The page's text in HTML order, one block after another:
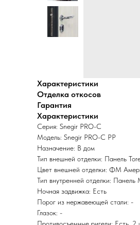
Характеристики
Отделка откосов
Гарантия
Характеристики
Серия: Snegir PRO-C
Модель: Snegir PRO-C PP
Назначение: В дом
Тип внешней отделки: Панель
Цвет внешней отделки: ФМ
Тип внутренней отделки:
Ночная задвижка: Есть
Порог из нержавеющей стали: -
Глазок: -